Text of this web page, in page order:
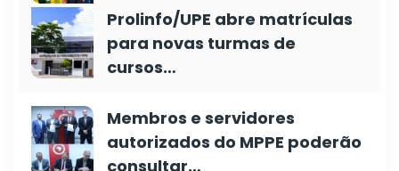
Prolinfo/UPE abre matrículas
para novas turmas de
cursos…
Membros e servidores
autorizados do MPPE poderão
consultar…